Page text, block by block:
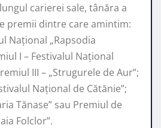
carierei sale, tânăra a
premii dintre care amintim:
Național „Rapsodia
I – Festivalul Național
III – „Strugurele de Aur”;
Național de Cătănie”;
Tănase” sau Premiul de
Folclor”.